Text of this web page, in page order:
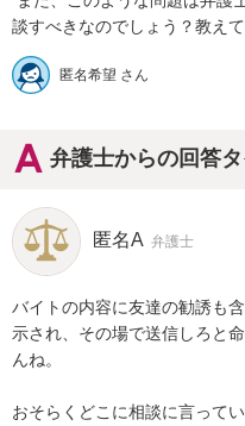
談すべきなのでしょう？教えて
匿名希望 さん
弁護士からの回答
匿名A 弁護士
バイトの内容に友達の勧誘も
示され、その場で送信しろと
んね。
おそらくどこに相談に言って